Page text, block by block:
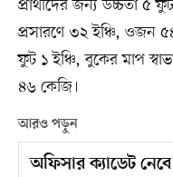
প্রার্থীদের জন্য উচ্চতা ৫
প্রসারণে ৩২ ইঞ্চি, ওজন
ফুট ১ ইঞ্চি, বুকের মাপ
৪৬ কেজি।
আরও পড়ুন
অফিসার ক্যাডেট